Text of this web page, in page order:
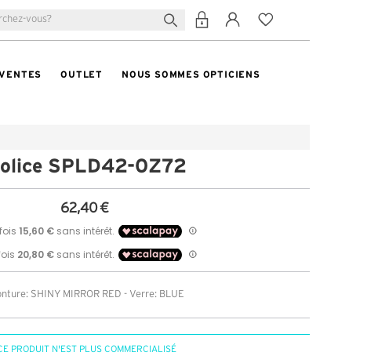
OUTLET NOUS SOMMES OPTICIENS
SPLD42-0Z72
62,40 €
SHINY MIRROR RED - Verre: BLUE
PRODUIT N'EST PLUS COMMERCIALISÉ